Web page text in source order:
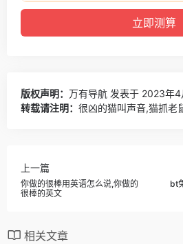
版权声明： 万有导航 发表于 2023年4
转载请注明： 很凶的猫叫声音,猫抓老
上一篇
你做的很棒用英语怎么说,你做的
很棒的英文
bt
相关文章